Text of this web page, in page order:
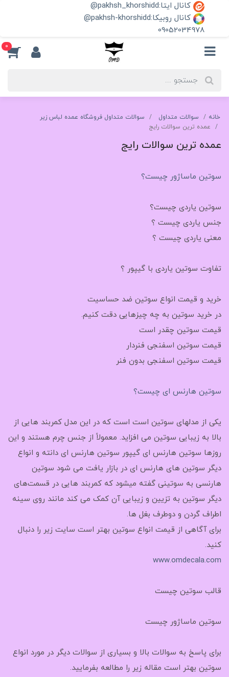
کانال ایتا:pakhsh_khorshidd@
کانال روبیکا:pakhsh-khorshidd@
09052034978
0
خانه سوالات متداول
سوالات متداول فروشگاه عمده لباس زیر
عمده ترین سوالات رایج
عمده ترین سوالات رایج
سوتین ماساژور چیست؟
سوتین یاردی چیست؟
جنس یاردی چیست ؟
معنی یاردی چیست ؟
تفاوت سوتین یاردی با گیپور ؟
خرید و قیمت انواع سوتین ضد حساسیت
در خرید سوتین به چه چیزهایی دقت کنیم.
قیمت سوتین چقدر است
قیمت سوتین اسفنجی فنردار
قیمت سوتین اسفنجی بدون فنر
سوتین هارنس ای چیست؟
یکی از مدلهای سوتین است است که در این مدل کمربند هایی از
بالا به زیبایی سوتین می افزاید. معمولاً از جنس چرم هستند و این
روزها سوتین هارنس ای گیپور سوتین هارنس ای دانته و انواع
دیگر سوتین های هارنس ای در بازار یافت می شود سوتین
هارنسی به سوتینی گفته میشود که کمربند هایی در قسمت‌های
دیگر سوتین به تزیین و زیبایی آن کمک می کند مانند روی سینه
اطراف گردن و دوطرف بغل ها.
برای آگاهی از قیمت انواع سوتین بهتر است سایت زیر را دنبال
کنید.
www.omdecala.com
قالب سوتین چیست
سوتین ماساژور چیست
برای پاسخ به سوالات بالا و بسیاری از سوالات دیگر در مورد انواع
سوتین بهتر است مقاله زیر را مطالعه بفرمایید.